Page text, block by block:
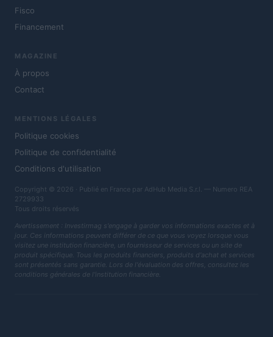
Fisco
Financement
MAGAZINE
À propos
Contact
MENTIONS LÉGALES
Politique cookies
Politique de confidentialité
Conditions d'utilisation
Copyright © 2026 · Publié en France par AdHub Media S.r.l. — Numero REA
2729933
Tous droits réservés
Avertissement : Investirmag s'engage à garder vos informations exactes et à
jour. Ces informations peuvent différer de ce que vous voyez lorsque vous
visitez une institution financière, un fournisseur de services ou un site de
produit spécifique. Tous les produits financiers, produits d'achat et services
sont présentés sans garantie. Lors de l'évaluation des offres, consultez les
conditions générales de l'institution financière.